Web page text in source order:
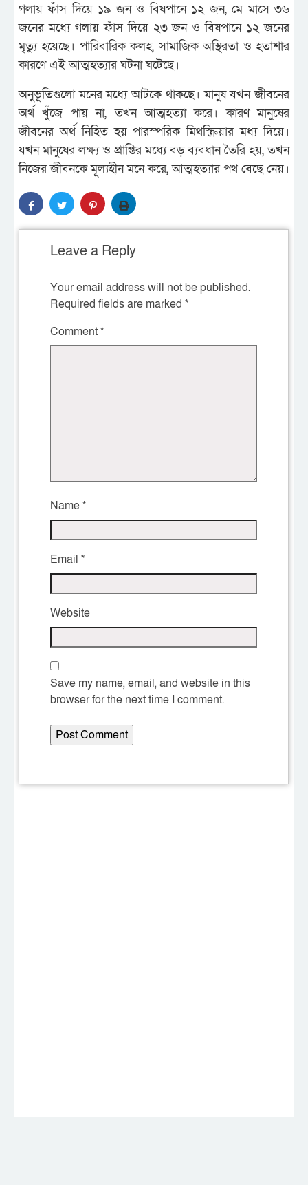
গলায় ফাঁস দিয়ে ১৯ জন ও বিষপানে ১২ জন, মে মাসে ৩৬
জনের মধ্যে গলায় ফাঁস দিয়ে ২৩ জন ও বিষপানে ১২ জনের
মৃত্যু হয়েছে। পারিবারিক কলহ, সামাজিক অস্থিরতা ও হতাশার
কারণে এই আত্মহত্যার ঘটনা ঘটেছে।
অনুভূতিগুলো মনের মধ্যে আটকে থাকছে। মানুষ যখন জীবনের
অর্থ খুঁজে পায় না, তখন আত্মহত্যা করে। কারণ মানুষের
জীবনের অর্থ নিহিত হয় পারস্পরিক মিথস্ক্রিয়ার মধ্য দিয়ে।
যখন মানুষের লক্ষ্য ও প্রাপ্তির মধ্যে বড় ব্যবধান তৈরি হয়, তখন
নিজের জীবনকে মূল্যহীন মনে করে, আত্মহত্যার পথ বেছে নেয়।
Leave a Reply
Your email address will not be published.
Required fields are marked *
Comment*
Name*
Email *
Website
Save my name, email, and website in this
browser for the next time I comment.